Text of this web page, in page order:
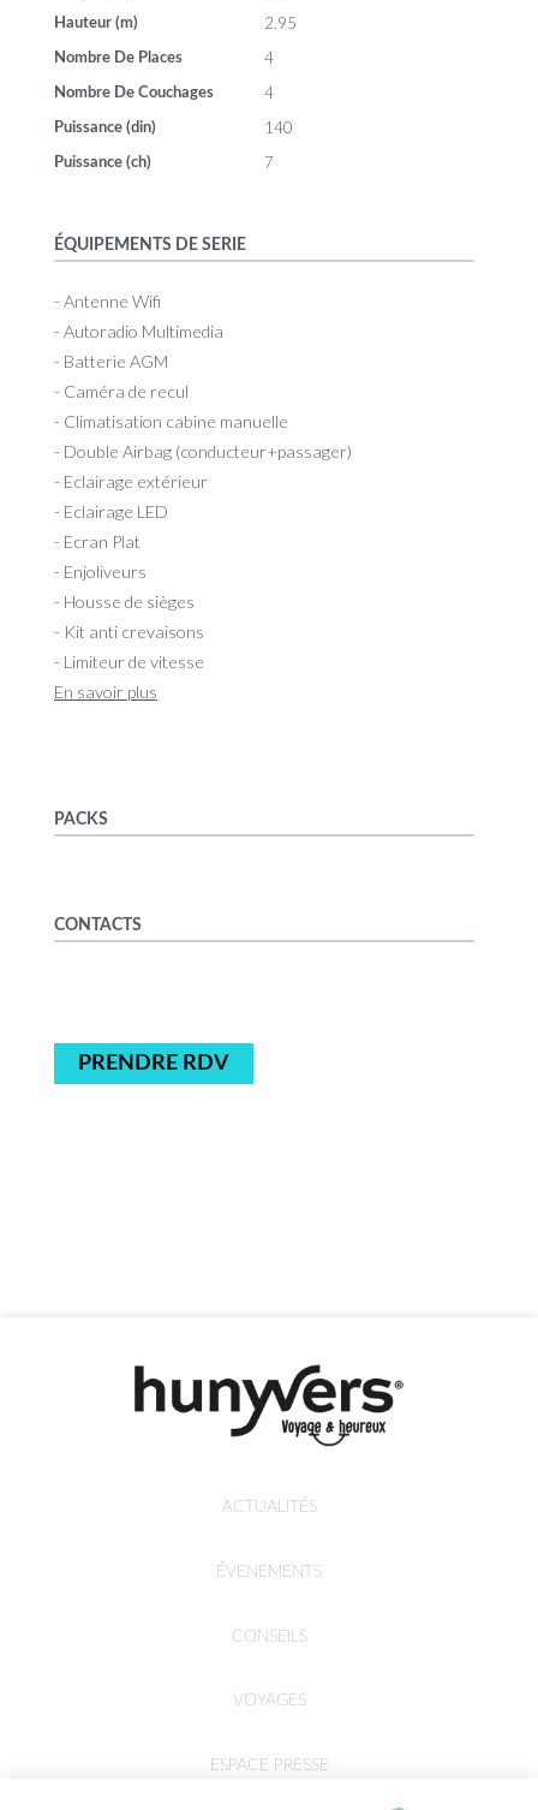
Hauteur (m) 2.95
Nombre De Places 4
Nombre De Couchages 4
Puissance (din) 140
Puissance (ch) 7
ÉQUIPEMENTS DE SERIE
- Antenne Wifi
- Autoradio Multimedia
- Batterie AGM
- Caméra de recul
- Climatisation cabine manuelle
- Double Airbag (conducteur+passager)
- Eclairage extérieur
- Eclairage LED
- Ecran Plat
- Enjoliveurs
- Housse de sièges
- Kit anti crevaisons
- Limiteur de vitesse
En savoir plus
PACKS
CONTACTS
PRENDRE RDV
ACTUALITÉS
ÉVENEMENTS
CONSEILS
VOYAGES
ESPACE PRESSE